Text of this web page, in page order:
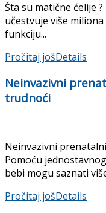
Šta su matične ćelije
učestvuje više
funkciju...
Pročitaj jošDetails
Neinvazivni
trudnoći
Neinvazivni
Pomoću
bebi mogu saznati
Pročitaj jošDetails